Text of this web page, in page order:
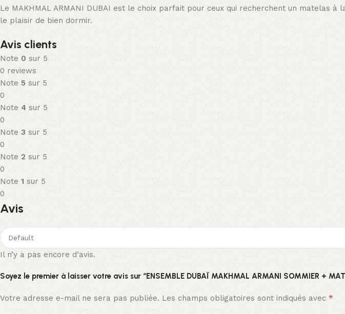
Le MAKHMAL ARMANI DUBAI est le choix parfait pour ceux qui recherchent un matelas
le plaisir de bien dormir.
Avis clients
Note 0 sur 5
0 reviews
Note5sur 5
0
Note 4 sur 5
0
Note3 sur 5
0
Note2 sur 5
0
Note1sur 5
0
Avis
Il n’y a pas encore d’avis.
Soyez le premier à laisser votre avis sur “ENSEMBLE DUBAÏ MAKHMAL ARMANI SOMMIER +
Votre adresse e-mail ne sera pas publiée. Les champs obligatoires sont indiqués avec*